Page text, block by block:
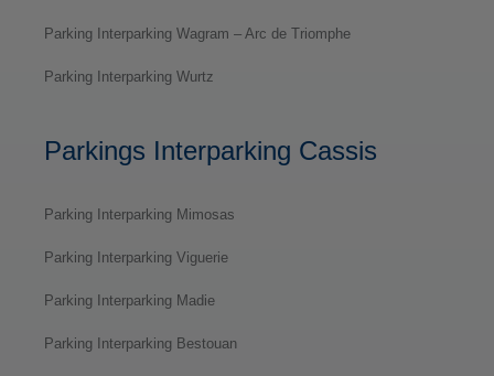
Parking Interparking Wagram – Arc de Triomphe
Parking Interparking Wurtz
Parkings Interparking Cassis
Parking Interparking Mimosas
Parking Interparking Viguerie
Parking Interparking Madie
Parking Interparking Bestouan